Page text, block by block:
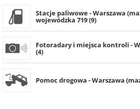
Stacje paliwowe - Warszawa
wojewódzka 719 (9)
Fotoradary i miejsca kontroli -
(4)
Pomoc drogowa - Warszawa